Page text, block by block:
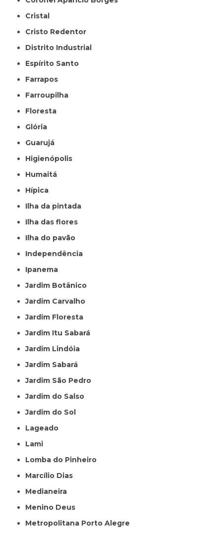
Cristal
Cristo Redentor
Distrito Industrial
Espírito Santo
Farrapos
Farroupilha
Floresta
Glória
Guarujá
Higienópolis
Humaitá
Hípica
Ilha da pintada
Ilha das flores
Ilha do pavão
Independência
Ipanema
Jardim Botânico
Jardim Carvalho
Jardim Floresta
Jardim Itu Sabará
Jardim Lindóia
Jardim Sabará
Jardim São Pedro
Jardim do Salso
Jardim do Sol
Lageado
Lami
Lomba do Pinheiro
Marcílio Dias
Medianeira
Menino Deus
Metropolitana Porto Alegre